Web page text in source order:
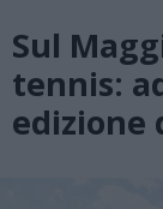
Sul
tennis:
edizione